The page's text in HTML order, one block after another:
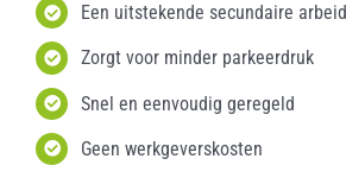
Een uitstekende secundaire
Zorgt voor minder parkeerdruk
Snel en eenvoudig geregeld
Geen werkgeverskosten